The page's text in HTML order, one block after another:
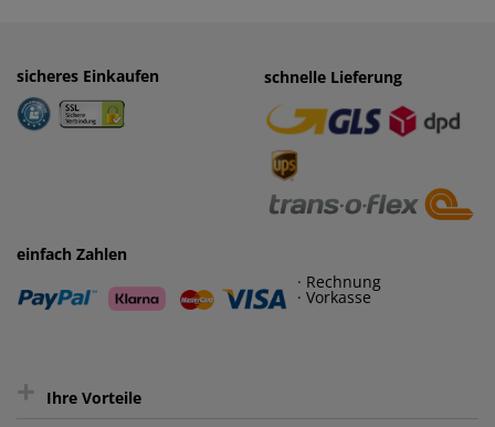
sicheres Einkaufen einfaches Zahlen
· Rechnung
· Vorkasse
schnelle Lieferung
einfach Zahlen
· Rechnung
· Vorkasse
+ Ihre Vorteile